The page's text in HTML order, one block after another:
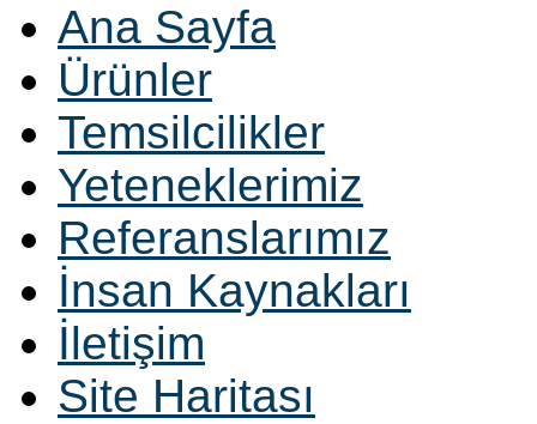
Ana Sayfa
Ürünler
Temsilcilikler
Yeteneklerimiz
Referanslarımız
İnsan Kaynakları
İletişim
Site Haritası